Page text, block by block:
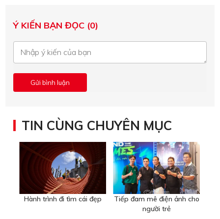
Ý KIẾN BẠN ĐỌC (0)
TIN CÙNG CHUYÊN MỤC
Hành trình đi tìm cái đẹp
Tiếp đam mê điện ảnh cho
người trẻ